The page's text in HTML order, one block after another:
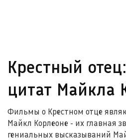
Крестный
цитат Майкла
Фильмы о Крестном отце
Майкл Корлеоне - их главная
гениальных высказываний